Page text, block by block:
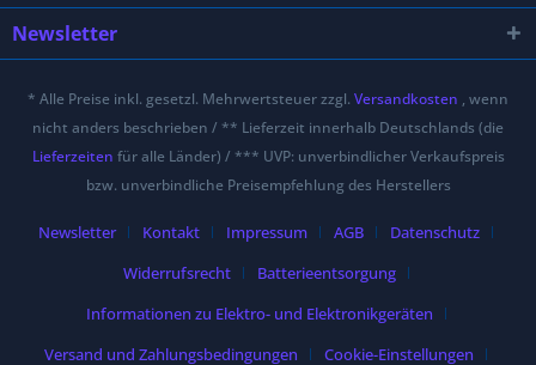
Newsletter
* Alle Preise inkl. gesetzl. Mehrwertsteuer zzgl. Versandkosten , wenn
nicht anders beschrieben / ** Lieferzeit innerhalb Deutschlands (die
Lieferzeiten für alle Länder) / *** UVP: unverbindlicher Verkaufspreis
bzw. unverbindliche Preisempfehlung des Herstellers
Newsletter Kontakt Impressum AGB
Datenschutz
Widerrufsrecht
Batterieentsorgung
Informationen zu Elektro- und Elektronikgeräten
Versand und Zahlungsbedingungen
Cookie-Einstellungen